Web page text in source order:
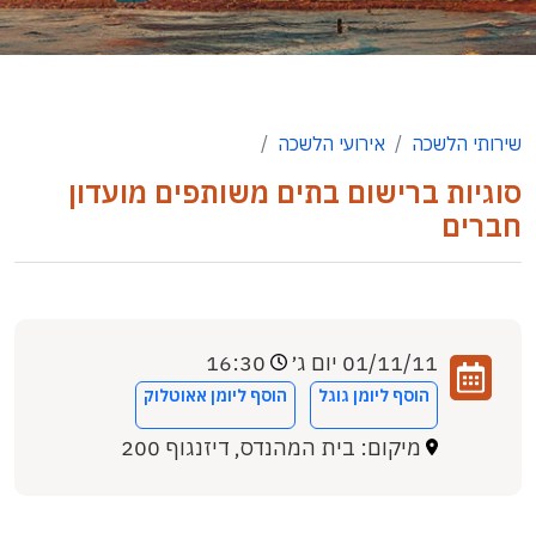
שירותי הלשכה אירועי הלשכה
סוגיות ברישום בתים משותפים מועדון
חברים
01/11/11 יום ג׳
הוסף ליומן גוגל הוסף ליומן אאוטלוק
מיקום: בית המהנדס, דיזנגוף 200